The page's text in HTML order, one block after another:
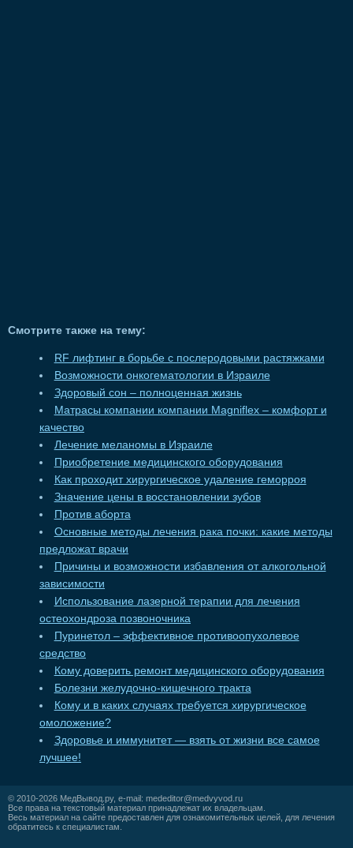
Смотрите также на тему:
RF лифтинг в борьбе с послеродовыми растяжками
Возможности онкогематологии в Израиле
Здоровый сон – полноценная жизнь
Матрасы компании компании Magniflex – комфорт и
качество
Лечение меланомы в Израиле
Приобретение медицинского оборудования
Как проходит хирургическое удаление геморроя
Значение цены в восстановлении зубов
Против аборта
Основные методы лечения рака почки: какие методы
предложат врачи
Причины и возможности избавления от алкогольной
зависимости
Использование лазерной терапии для лечения
остеохондроза позвоночника
Пуринетол – эффективное противоопухолевое
средство
Кому доверить ремонт медицинского оборудования
Болезни желудочно-кишечного тракта
Кому и в каких случаях требуется хирургическое
омоложение?
Здоровье и иммунитет — взять от жизни все самое
лучшее!
© 2010-2026 МедВывод.ру, e-mail: mededitor@medvyvod.ru
Все права на текстовый материал принадлежат их владельцам.
Весь материал на сайте предоставлен для ознакомительных целей, для лечения
обратитесь к специалистам.